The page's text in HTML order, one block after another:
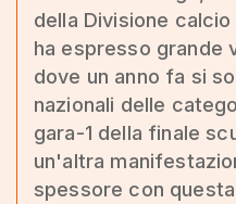
della Divisione
ha espresso grande
dove un anno fa si
nazionali delle
gara-1 della finale
un'altra
spessore con